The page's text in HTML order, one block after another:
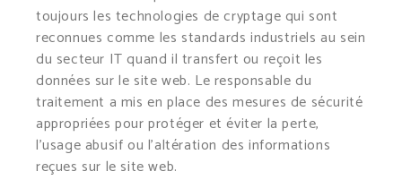
toujours les technologies de cryptage qui sont
reconnues comme les standards industriels au sein
du secteur IT quand il transfert ou reçoit les
données sur le site web. Le responsable du
traitement a mis en place des mesures de sécurité
appropriées pour protéger et éviter la perte,
l’usage abusif ou l’altération des informations
reçues sur le site web.